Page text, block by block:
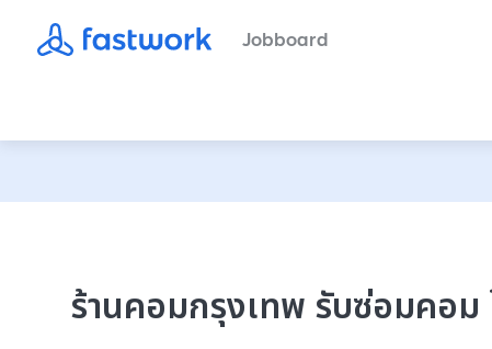
Jobboard
ร้านคอมกรุงเทพ รับซ่อมคอ